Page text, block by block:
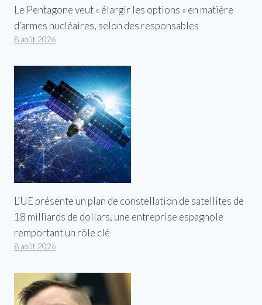
Le Pentagone veut « élargir les options » en matière
d’armes nucléaires, selon des responsables
8 août 2026
L’UE présente un plan de constellation de satellites de
18 milliards de dollars, une entreprise espagnole
remportant un rôle clé
8 août 2026